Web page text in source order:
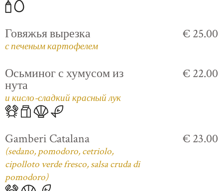
Говяжья вырезка
с печеным картофелем
€ 25.00
Осьминог с хумусом из
нута
и кисло-сладкий красный лук
€ 22.00
Gamberi Catalana
(sedano, pomodoro, cetriolo,
cipolloto verde fresco, salsa cruda di
pomodoro)
€ 23.00